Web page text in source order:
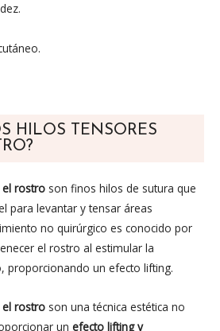
HILOS TENSORES
rostro son finos hilos de sutura que
para levantar y tensar áreas
no quirúrgico es conocido por
el rostro al estimular la
proporcionando un efecto lifting.
rostro son una técnica estética no
un efecto lifting y